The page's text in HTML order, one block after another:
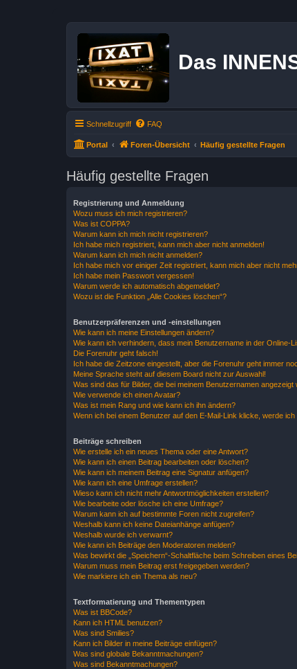
Das
Schnellzugriff FAQ
Portal Foren-Übersicht Häufig gestellte Fragen
Häufig gestellte Fragen
Registrierung und Anmeldung
Wozu muss ich mich registrieren?
Was ist COPPA?
Warum kann ich mich nicht registrieren?
Ich habe mich registriert, kann mich aber nicht anmelden!
Warum kann ich mich nicht anmelden?
Ich habe mich vor einiger Zeit registriert, kann mich aber nicht
Ich habe mein Passwort vergessen!
Warum werde ich automatisch abgemeldet?
Wozu ist die Funktion „Alle Cookies löschen“?
Benutzerpräferenzen und -einstellungen
Wie kann ich meine Einstellungen ändern?
Wie kann ich verhindern, dass mein Benutzername in der Online-
Die Forenuhr geht falsch!
Ich habe die Zeitzone eingestellt, aber die Forenuhr geht immer
Meine Sprache steht auf diesem Board nicht zur Auswahl!
Was sind das für Bilder, die bei meinem Benutzernamen angezeigt
Wie verwende ich einen Avatar?
Was ist mein Rang und wie kann ich ihn ändern?
Wenn ich bei einem Benutzer auf den E-Mail-Link klicke, werde
Beiträge schreiben
Wie erstelle ich ein neues Thema oder eine Antwort?
Wie kann ich einen Beitrag bearbeiten oder löschen?
Wie kann ich meinem Beitrag eine Signatur anfügen?
Wie kann ich eine Umfrage erstellen?
Wieso kann ich nicht mehr Antwortmöglichkeiten erstellen?
Wie bearbeite oder lösche ich eine Umfrage?
Warum kann ich auf bestimmte Foren nicht zugreifen?
Weshalb kann ich keine Dateianhänge anfügen?
Weshalb wurde ich verwarnt?
Wie kann ich Beiträge den Moderatoren melden?
Was bewirkt die „Speichern“-Schaltfläche beim Schreiben eines
Warum muss mein Beitrag erst freigegeben werden?
Wie markiere ich ein Thema als neu?
Textformatierung und Thementypen
Was ist BBCode?
Kann ich HTML benutzen?
Was sind Smilies?
Kann ich Bilder in meine Beiträge einfügen?
Was sind globale Bekanntmachungen?
Was sind Bekanntmachungen?